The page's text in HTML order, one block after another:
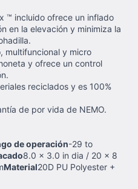
™ incluido ofrece un inflado
en la elevación y minimiza la
multifuncional y micro
y ofrece un control
reciclados y es 100%
de por vida de NEMO.
de operación-29 to
8.0 x 3.0 in dia / 20 x 8
Material20D PU Polyester +